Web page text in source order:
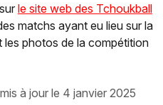
le site web des Tchoukball
matchs ayant eu lieu sur la
photos de la compétition
à jour le 4 janvier 2025